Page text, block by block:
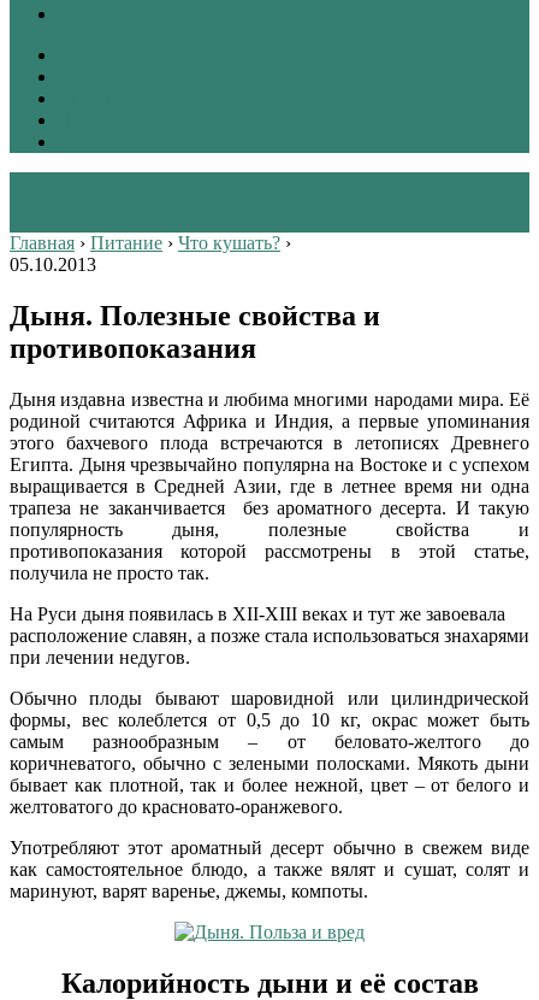
Главная › Питание › Что кушать? ›
05.10.2013
Дыня. Полезные свойства и
противопоказания
Дыня издавна известна и любима многими народами мира. Её
родиной считаются Африка и Индия, а первые упоминания
этого бахчевого плода встречаются в летописях Древнего
Египта. Дыня чрезвычайно популярна на Востоке и с успехом
выращивается в Средней Азии, где в летнее время ни одна
трапеза не заканчивается без ароматного десерта. И такую
популярность дыня, полезные свойства и
противопоказания которой рассмотрены в этой статье,
получила не просто так.
На Руси дыня появилась в XII-XIII веках и тут же завоевала
расположение славян, а позже стала использоваться знахарями
при лечении недугов.
Обычно плоды бывают шаровидной или цилиндрической
формы, вес колеблется от 0,5 до 10 кг, окрас может быть
самым разнообразным – от беловато-желтого до
коричневатого, обычно с зелеными полосками. Мякоть дыни
бывает как плотной, так и более нежной, цвет – от белого и
желтоватого до красновато-оранжевого.
Употребляют этот ароматный десерт обычно в свежем виде
как самостоятельное блюдо, а также вялят и сушат, солят и
маринуют, варят варенье, джемы, компоты.
Калорийность дыни и её состав